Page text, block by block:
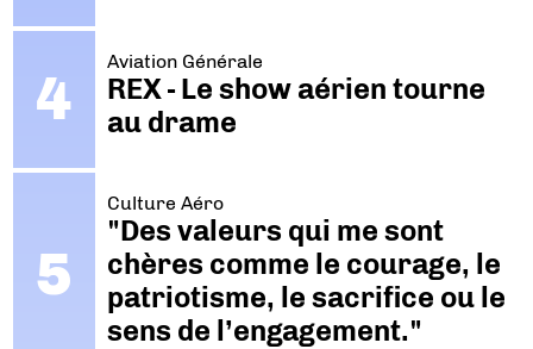
Aviation Générale
REX - Le show aérien tourne
au drame
Culture Aéro
"Des valeurs qui me sont
chères comme le courage, le
patriotisme, le sacrifice ou le
sens de l’engagement."